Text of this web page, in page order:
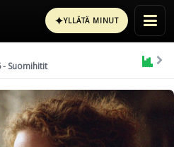
✦YLLÄTÄ MINUT
Suomihitit